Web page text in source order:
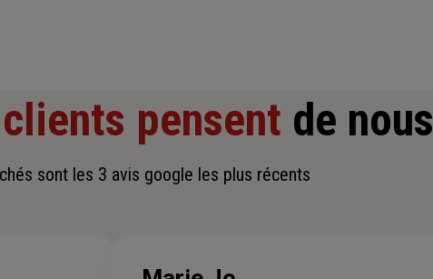
pensent de nous
sont les 3 avis google les plus récents